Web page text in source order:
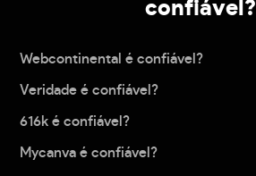
confiável?
Webcontinental é confiável?
Veridade é confiável?
616k é confiável?
Mycanva é confiável?